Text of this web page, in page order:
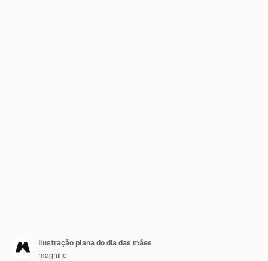
Ilustração plana do dia das mães
magnific